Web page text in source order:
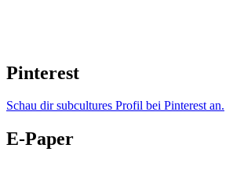
Pinterest
Schau dir subcultures Profil bei Pinterest an.
E-Paper